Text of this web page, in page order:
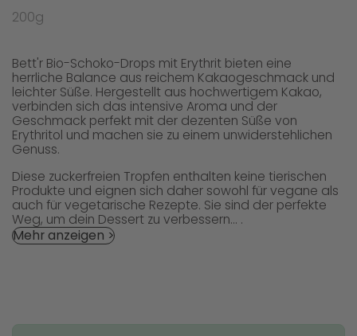
200g
Bett'r Bio-Schoko-Drops mit Erythrit bieten eine
herrliche Balance aus reichem Kakaogeschmack und
leichter Süße. Hergestellt aus hochwertigem Kakao,
verbinden sich das intensive Aroma und der
Geschmack perfekt mit der dezenten Süße von
Erythritol und machen sie zu einem unwiderstehlichen
Genuss.
Diese zuckerfreien Tropfen enthalten keine tierischen
Produkte und eignen sich daher sowohl für vegane als
auch für vegetarische Rezepte. Sie sind der perfekte
Weg, um dein Dessert zu verbessern... .
Mehr anzeigen >